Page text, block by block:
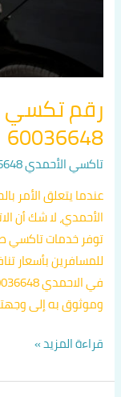
رقم تكسي
60036648
تاكسي الأحمدي 60036648
عندما يتعلق
الأحمدي، لا شك أن
توفر خدمات تاكسي
للمسافرين بأسعار
وموثوق به إلى
قراءة المزيد »